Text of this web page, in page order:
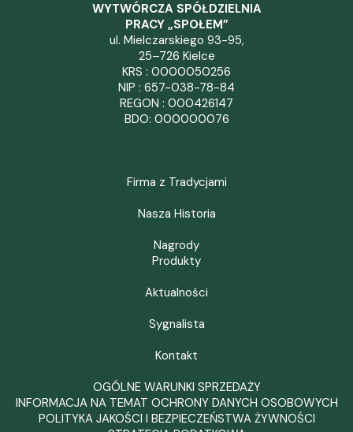
WYTWÓRCZA SPÓŁDZIELNIA
PRACY „SPOŁEM”
ul. Mielczarskiego 93-95,
25–726 Kielce
KRS : 0000050256
NIP : 657-038-78-84
REGON : 000426147
BDO: 000000076
Firma z Tradycjami
Nasza Historia
Nagrody
Produkty
Aktualności
Sygnalista
Kontakt
OGÓLNE WARUNKI SPRZEDAŻY
INFORMACJA NA TEMAT OCHRONY DANYCH OSOBOWYCH
POLITYKA JAKOŚCI I BEZPIECZEŃSTWA ŻYWNOŚCI